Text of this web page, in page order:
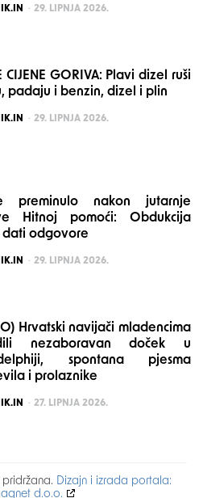
29. LIPNJA 2026.
CIJENE GORIVA: Plavi dizel ruši
padaju i benzin, dizel i plin
29. LIPNJA 2026.
preminulo nakon jutarnje
Hitnoj pomoći: Obdukcija
dati odgovore
29. LIPNJA 2026.
Hrvatski navijači mladencima
nezaboravan doček u
spontana pjesma
i prolaznike
27. LIPNJA 2026.
pridržana. Dizajn i izrada portala:
d.o.o.